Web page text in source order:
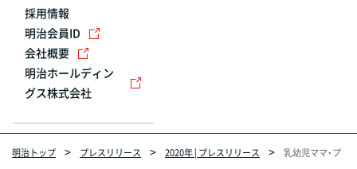
採用情報
明治会員ID
会社概要
明治ホールディン
グス株式会社
明治トップ プレスリリース 2020年 | プレスリリース
乳幼児ママ・プ